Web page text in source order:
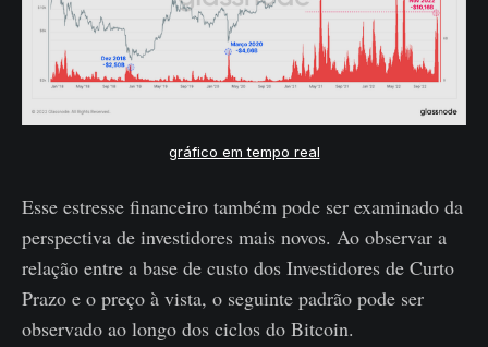
gráfico em tempo real
Esse estresse financeiro também pode ser examinado da
perspectiva de investidores mais novos. Ao observar a
relação entre a base de custo dos Investidores de Curto
Prazo e o preço à vista, o seguinte padrão pode ser
observado ao longo dos ciclos do Bitcoin.